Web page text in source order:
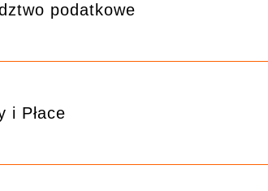
podatkowe
i Płace